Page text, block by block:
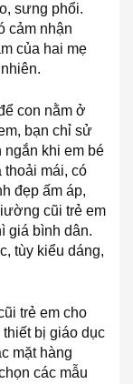
sưng phổi.
cảm nhận
của hai mẹ
con nằm ở
bạn chỉ sử
khi em bé
thoải mái, có
đẹp ấm áp,
cũi trẻ em
giá bình dân.
tùy kiểu dáng,
trẻ em cho
bị giáo dục
mặt hàng
các mẫu